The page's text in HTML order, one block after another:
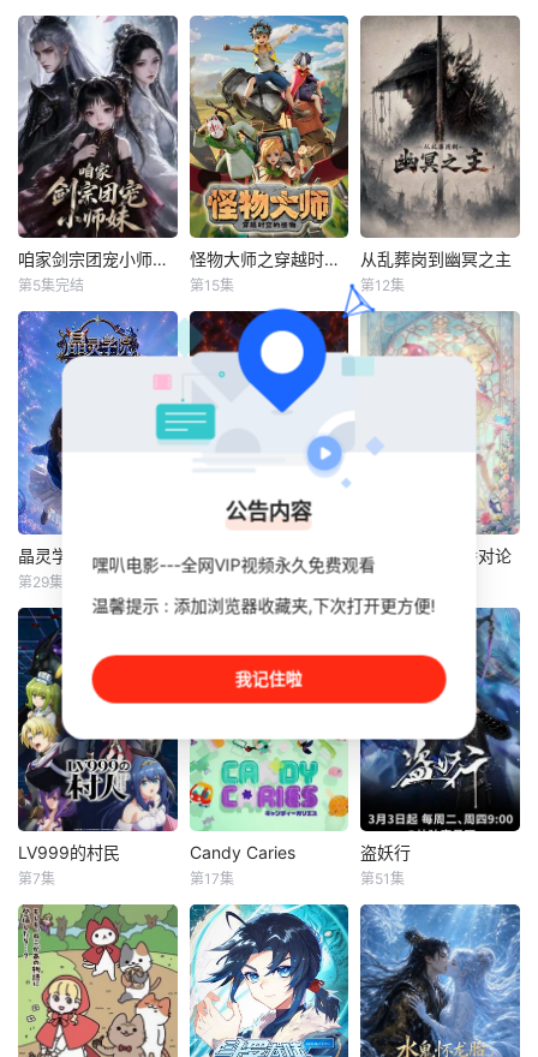
咱家剑宗团宠小师妹第二季
半魔血统的扶颦远
赴修仙界投奔生
母，却因表面五灵
根资质，被顶级宗
门清云宗拒之门
外。走投无路之
际，她被战力顶尖
却一穷二白的天剑
宗收留。宗门人人
是绝世剑修，却只
能栖身山洞、粗茶
淡饭。扶颦身怀罕
见混沌灵根，自
咱家剑宗团宠小师妹第二季
第5集完结
​怪物大师之穿越时空的怪物​
在神秘的蓝星上，
怪物大师是与奇异
怪物缔结契约、守
护世界的荣耀职
业。少年布布路为
追寻父亲的线索，
前往摩尔本学院参
加怪物大师入学考
试。途中，他与赛
琳娜、饺子、帝奇
相遇，四人携手，
踏上充满未知与挑
​怪物大师之穿越时空的怪物​
第15集
从乱葬岗到幽冥之主
小卒萧陌为爱和军
功奋斗三年，却被
恋人柳莺儿与将军
之子赵昊联手背
叛，残忍杀害后抛
尸乱葬岗。濒死之
际，他唤醒了上古
魔刀“幽冥”，获得
驱使阴兵之力，化
身“活阎罗”归来复
魂之能在军营制造
从乱葬岗到幽冥之主
第12集
晶灵学院 (AI动漫)
灵码精灵王创造了
元素灵码，在旧书
阁密道打造代码晶
灵学院，仅心怀纯
粹的孩子能进入并
与精灵缔结羁绊。1
6岁的晶晶能看见
水灵码，半年前觉
醒能力的姐姐失
踪，只留下手环和
“暗码会抓小精灵”
收到录
晶灵学院 (AI动漫)
第29集
雷霆三人行
铃代纱弓
《雷霆三人行》讲
述了三个青梅竹马
踪少女的故事。本
剧集围绕着平凡的
中学生平太郎和两
个好友燕和广志展
开，三人被称为“小
不点三人组”。平太
双叶突然失踪，彻
底改变了他们的生
活。
雷霆三人行 花仙子之魔法香对论
未知
根据原作动画《花
仙子》（东映动
画）改编。 立志成
为调香师的学徒露
米在归家途中遭遇
黑雾袭击，危难间
在自称是花星使者
的黑猫的指引下，
唤醒了祖先留下的
古董花钥匙的力
量，并变身成为花
被黑暗魔
花仙子之魔法香对论
LV999的村民
东山奈央
江头宏哉
剑与魔法的世界
——艾斯克里亚
【嘿叭电影-热播综
艺免费在线观看】
LV999的村民
第7集
（Candy Carie
s）：讲述了热爱甜
食的少女阿梅和她
口中寄宿的龋齿
——龋齿的故事。
这部闹剧喜剧的主
Candy Caries
第17集
盗妖行
杨瑨晗
因一场以利益交换
为目的的联姻，太
玄楼刺客江元与九
璇宗圣女韶月奉命
成婚【嘿叭电影-高
盗妖行
第51集
公告内容
嘿叭电影---全网VIP视频永久免费观看
温馨提示 : 添加浏览器收藏夹,下次打开更方便!
我记住啦